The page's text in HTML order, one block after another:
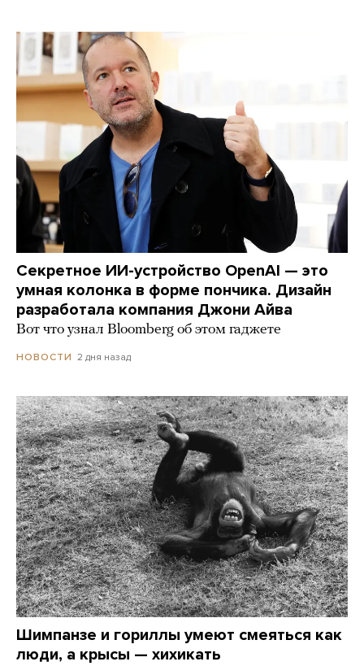
Секретное ИИ-устройство OpenAI — это
умная колонка в форме пончика. Дизайн
разработала компания Джони Айва
Вот что узнал Bloomberg об этом гаджете
НОВОСТИ 2 дня назад
Шимпанзе и гориллы умеют смеяться как
люди, а крысы — хихикать